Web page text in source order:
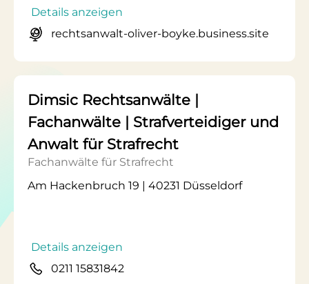
Details anzeigen
rechtsanwalt-oliver-boyke.business.site
Dimsic Rechtsanwälte |
Fachanwälte | Strafverteidiger und
Anwalt für Strafrecht
Fachanwälte für Strafrecht
Am Hackenbruch 19 | 40231 Düsseldorf
Details anzeigen
0211 15831842